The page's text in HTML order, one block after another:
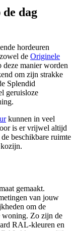
dag
hordeuren
de Originele
deze manier worden
om zijn strakke
Splendid
geruisloze
kunnen in veel
is er vrijwel altijd
beschikbare ruimte
gemaakt.
van jouw
om de
woning. Zo zijn de
RAL-kleuren en